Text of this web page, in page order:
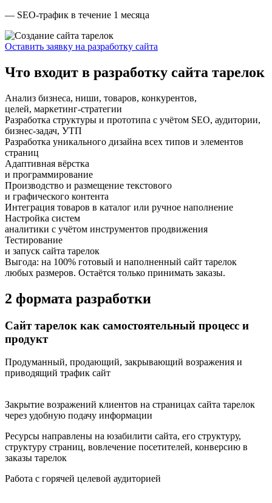
— SEO-трафик в течение 1 месяца
Оставить заявку на разработку сайта
Что входит в разработку сайта тарелок
Анализ бизнеса, ниши, товаров, конкурентов,
целей, маркетинг-стратегии
Разработка структуры и прототипа с учётом SEO, аудитории,
бизнес-задач, УТП
Разработка уникального дизайна всех типов и элементов
страниц
Адаптивная вёрстка
и программирование
Производство и размещение текстового
и графического контента
Интеграция товаров в каталог или ручное наполнение
Настройка систем
аналитики с учётом инструментов продвижения
Тестирование
и запуск сайта тарелок
Выгода: на 100% готовый и наполненный сайт тарелок
любых размеров. Остаётся только принимать заказы.
2 формата разработки
Сайт тарелок как самостоятельный процесс и
продукт
Продуманный, продающий, закрывающий возражения и
приводящий трафик сайт
Закрытие возражений клиентов на страницах сайта тарелок
через удобную подачу информации
Ресурсы направлены на юзабилити сайта, его структуру,
структуру страниц, вовлечение посетителей, конверсию в
заказы тарелок
Работа с горячей целевой аудиторией